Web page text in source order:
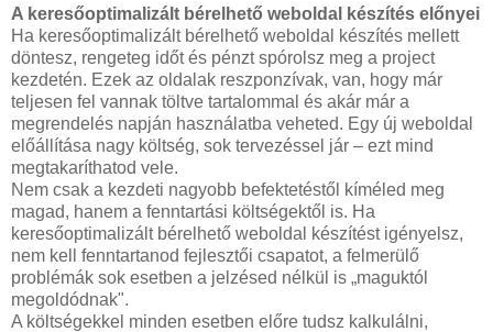
A keresőoptimalizált bérelhető weboldal készítés előnyei
Ha keresőoptimalizált bérelhető weboldal készítés mellett
döntesz, rengeteg időt és pénzt spórolsz meg a project
kezdetén. Ezek az oldalak reszponzívak, van, hogy már
teljesen fel vannak töltve tartalommal és akár már a
megrendelés napján használatba veheted. Egy új weboldal
előállítása nagy költség, sok tervezéssel jár – ezt mind
megtakaríthatod vele.
Nem csak a kezdeti nagyobb befektetéstől kíméled meg
magad, hanem a fenntartási költségektől is. Ha
keresőoptimalizált bérelhető weboldal készítést igényelsz,
nem kell fenntartanod fejlesztői csapatot, a felmerülő
problémák sok esetben a jelzésed nélkül is „maguktól
megoldódnak".
A költségekkel minden esetben előre tudsz kalkulálni,